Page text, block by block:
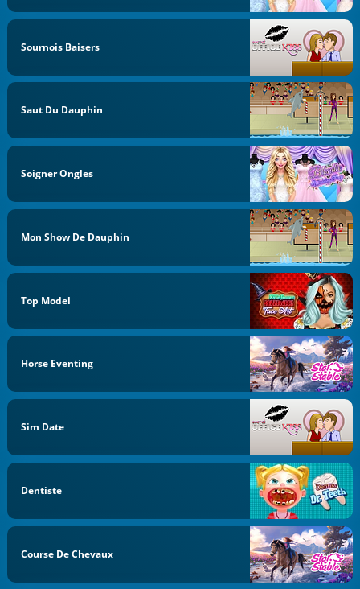
Sournois Baisers
Saut Du Dauphin
Soigner Ongles
Mon Show De Dauphin
Top Model
Horse Eventing
Sim Date
Dentiste
Course De Chevaux